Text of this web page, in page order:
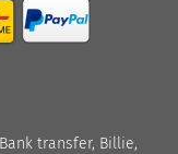
transfer, Billie,